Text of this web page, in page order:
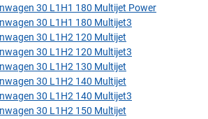
30 L1H1 180 Multijet Power
30 L1H1 180 Multijet3
30 L1H2 120 Multijet
30 L1H2 120 Multijet3
30 L1H2 130 Multijet
30 L1H2 140 Multijet
30 L1H2 140 Multijet3
30 L1H2 150 Multijet